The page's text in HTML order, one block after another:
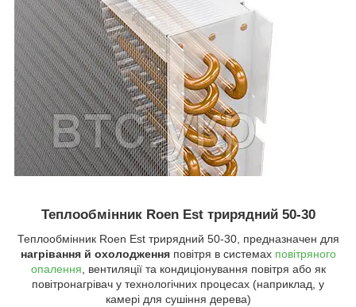
Теплообмінник Roen Est трирядний 50-30
Теплообмінник Roen Est трирядний 50-30, предназначен для
нагрівання й охолодженняповітря в системах повітряного
опалення , вентиляції та кондиціонування повітря або як
повітронагрівач у технологічних процесах (наприклад, у
камері для сушіння дерева)